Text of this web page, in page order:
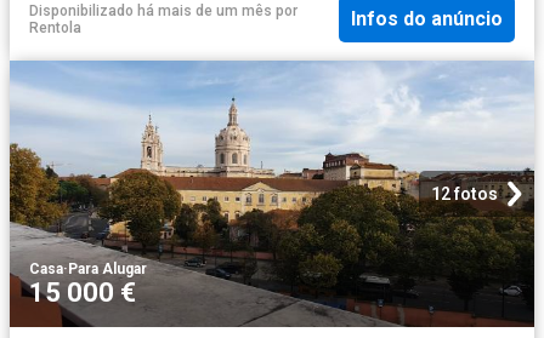
Disponibilizado há mais de um mês por
Rentola
Infos do anúncio
12 fotos
Casa·Para Alugar
15 000 €